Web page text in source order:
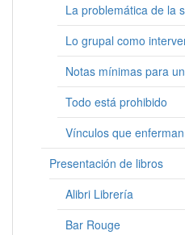
La problemática de la
Lo grupal como
Notas mínimas para
Todo está prohibido
Vínculos que enferman
Presentación de libros
Alibri Librería
Bar Rouge